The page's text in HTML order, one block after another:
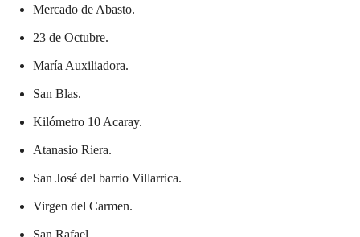
Mercado de Abasto.
23 de Octubre.
María Auxiliadora.
San Blas.
Kilómetro 10 Acaray.
Atanasio Riera.
San José del barrio Villarrica.
Virgen del Carmen.